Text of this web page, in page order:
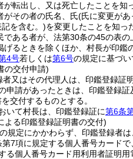
が転出し、又は死亡したことを知
がその者の氏名、氏(氏に変更が
を含む。)を変更したことを知っ
である者が、法第30条の45の表
げるときを除くほか、村長が印鑑
4号若しくは第6号の規定に基づ
の交付申請)
者又はその代理人は、印鑑登録証
申請があったときは、印鑑登録
交付するものとする。
いて村長は、印鑑登録証に第6条
よる印鑑登録証明書の交付)
の規定にかかわらず、印鑑登録者
第7項に規定する個人番号カード
る個人番号カード用利用者証明